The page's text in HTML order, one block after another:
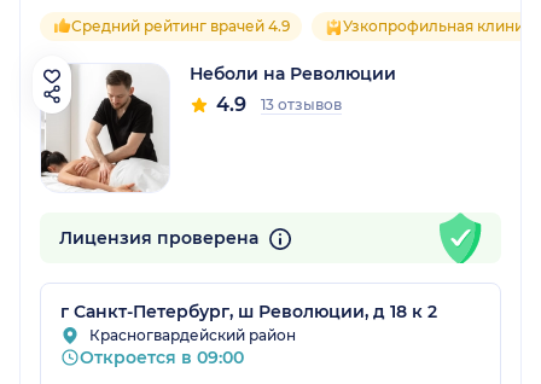
Средний рейтинг врачей 4.9 Узкопрофильная клиника
Неболи на Революции
4.9 13 отзывов
Лицензия проверена
г Санкт-Петербург, ш Революции, д 18 к 2
Красногвардейский район
Откроется в 09:00